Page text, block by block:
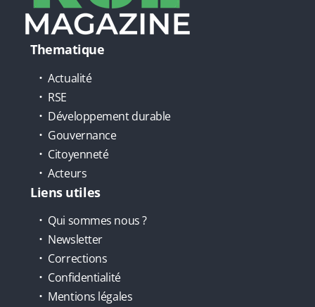
Thematique
Actualité
RSE
Développement durable
Gouvernance
Citoyenneté
Acteurs
Liens utiles
Qui sommes nous ?
Newsletter
Corrections
Confidentialité
Mentions légales